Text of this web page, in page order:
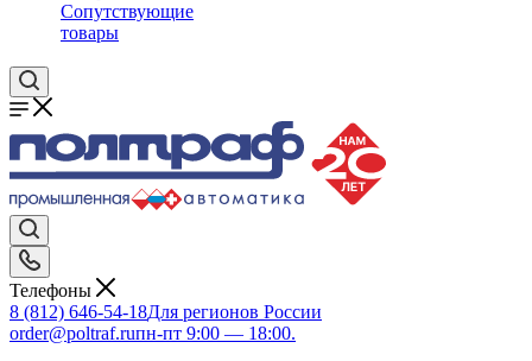
Сопутствующие
товары
Телефоны
8 (812) 646-54-18Для регионов России
order@poltraf.ruпн-пт 9:00 — 18:00.